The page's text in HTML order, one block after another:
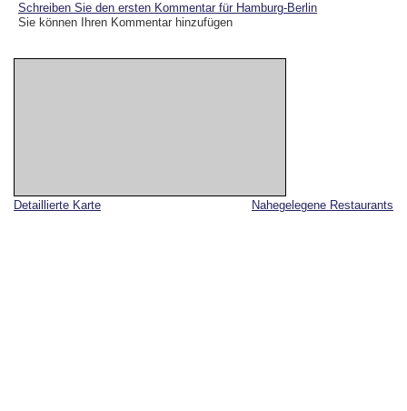
Nahegelegene Restaurants
Detaillierte Karte
Schreiben Sie den ersten Kommentar für Hamburg-Berlin
Sie können Ihren Kommentar hinzufügen